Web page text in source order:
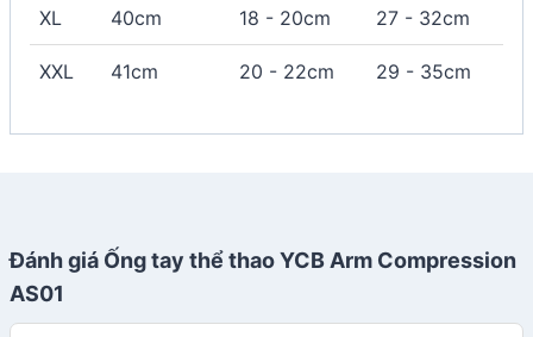
XL 40cm 18 - 20cm 27 - 32cm
XXL 41cm 20 - 22cm 29 - 35cm
Đánh giá Ống tay thể thao YCB Arm Compression
AS01